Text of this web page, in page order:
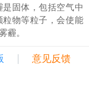
固体，包括空气中
物等粒子，会使能
霾。
| 意见反馈